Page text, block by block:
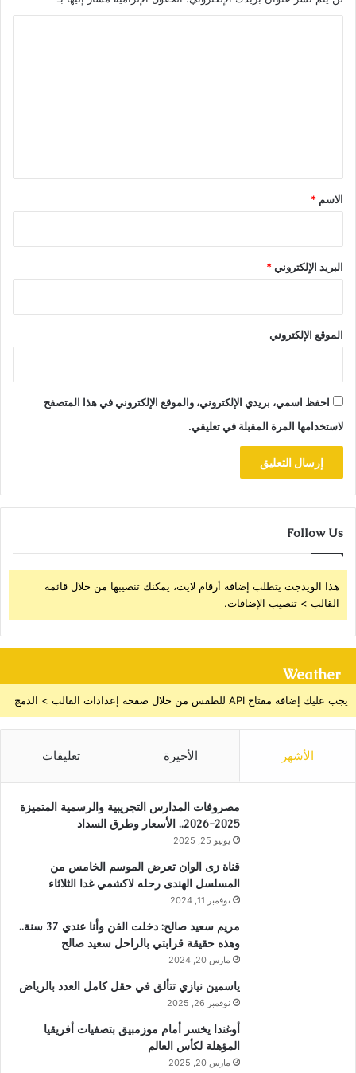
*
الاسم *
البريد الإلكتروني*
الموقع الإلكتروني
احفظ اسمي، بريدي الإلكتروني، والموقع الإلكتروني في هذا المتصفح
لاستخدامها المرة المقبلة في تعليقي.
Follow Us
هذا الويدجت يتطلب إضافة أرقام لايت، يمكنك تنصيبها من خلال قائمة
القالب > تنصيب الإضافات.
Weather
يجب عليك إضافة مفتاح API للطقس من خلال صفحة إعدادات القالب > الدمج
الأشهر الأخيرة تعليقات
مصروفات المدارس التجريبية والرسمية المتميزة
2025-2026.. الأسعار وطرق السداد
يونيو 25, 2025
قناة زى الوان تعرض الموسم الخامس من
المسلسل الهندى رحله لاكشمي غدا الثلاثاء
نوفمبر 11, 2024
مريم سعيد صالح: دخلت الفن وأنا عندي 37 سنة..
وهذه حقيقة قرابتي بالراحل سعيد صالح
مارس 20, 2024
ياسمين نيازي تتألق في حقل كامل العدد بالرياض
نوفمبر 26, 2025
أوغندا يخسر أمام موزمبيق بتصفيات أفريقيا
المؤهلة لكأس العالم
مارس 20, 2025